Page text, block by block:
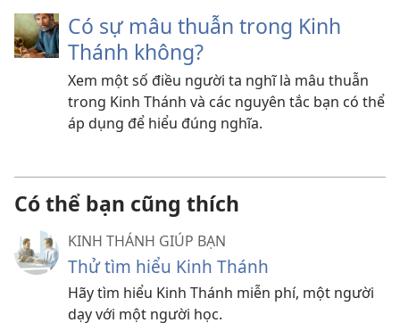
Có sự mâu thuẫn trong Kinh
Thánh không?
Xem một số điều người ta nghĩ là mâu thuẫn
trong Kinh Thánh và các nguyên tắc bạn có thể
áp dụng để hiểu đúng nghĩa.
Có thể bạn cũng thích
KINH THÁNH GIÚP BẠN
Thử tìm hiểu Kinh Thánh
Hãy tìm hiểu Kinh Thánh miễn phí, một người
dạy với một người học.